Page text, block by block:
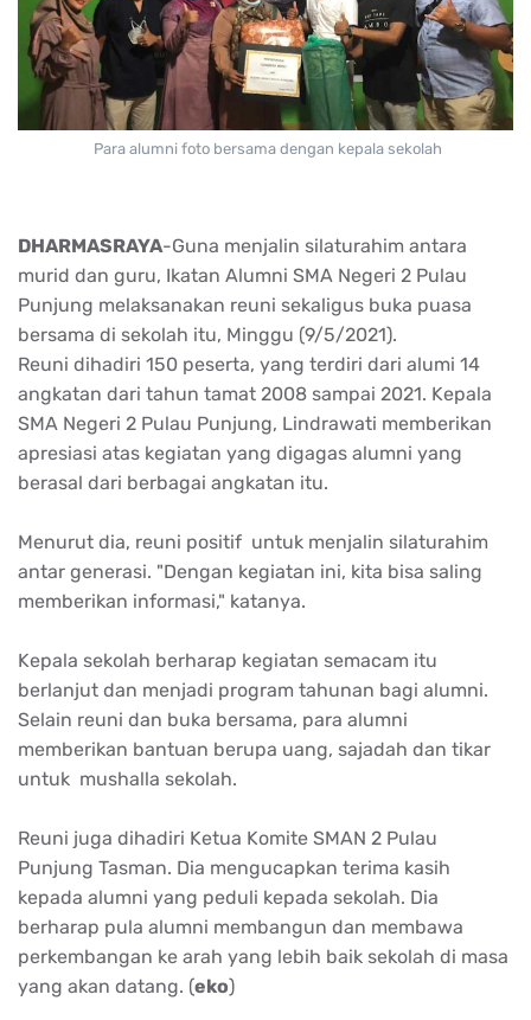
Para alumni foto bersama dengan kepala sekolah
DHARMASRAYA-Guna menjalin silaturahim antara
murid dan guru, Ikatan Alumni SMA Negeri 2 Pulau
Punjung melaksanakan reuni sekaligus buka puasa
bersama di sekolah itu, Minggu (9/5/2021).
Reuni dihadiri 150 peserta, yang terdiri dari alumi 14
angkatan dari tahun tamat 2008 sampai 2021. Kepala
SMA Negeri 2 Pulau Punjung, Lindrawati memberikan
apresiasi atas kegiatan yang digagas alumni yang
berasal dari berbagai angkatan itu.
Menurut dia, reuni positif untuk menjalin silaturahim
antar generasi. "Dengan kegiatan ini, kita bisa saling
memberikan informasi," katanya.
Kepala sekolah berharap kegiatan semacam itu
berlanjut dan menjadi program tahunan bagi alumni.
Selain reuni dan buka bersama, para alumni
memberikan bantuan berupa uang, sajadah dan tikar
untuk mushalla sekolah.
Reuni juga dihadiri Ketua Komite SMAN 2 Pulau
Punjung Tasman. Dia mengucapkan terima kasih
kepada alumni yang peduli kepada sekolah. Dia
berharap pula alumni membangun dan membawa
perkembangan ke arah yang lebih baik sekolah di masa
yang akan datang. (eko)